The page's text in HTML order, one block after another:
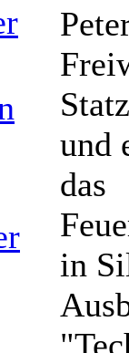
und
das
in